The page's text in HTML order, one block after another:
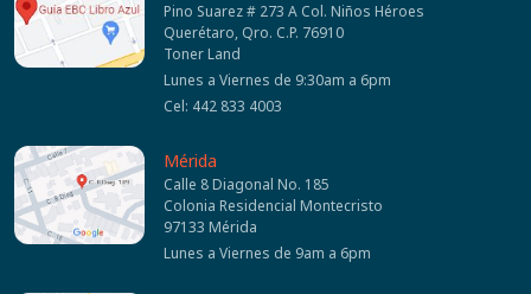
Pino Suarez # 273 A Col. Niños Héroes
Querétaro, Qro. C.P. 76910
Toner Land
Lunes a Viernes de 9:30am a 6pm
Cel: 442 833 4003
Mérida
Calle 8 Diagonal No. 185
Colonia Residencial Montecristo
97133 Mérida
Lunes a Viernes de 9am a 6pm